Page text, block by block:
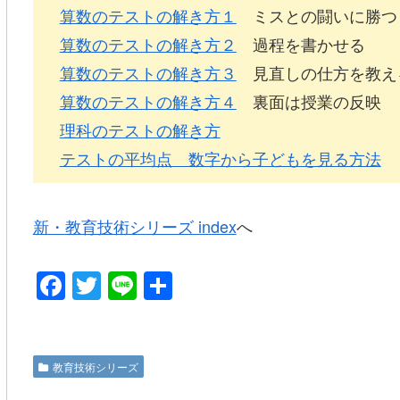
算数のテストの解き方１
ミスとの闘いに勝つ
算数のテストの解き方２
過程を書かせる
算数のテストの解き方３
見直しの仕方を教
算数のテストの解き方４
裏面は授業の反映
理科のテストの解き方
テストの平均点 数字から子どもを見る方法
新・教育技術シリーズ indexへ
F
a
e
T
wi
er
Li
n
共
教育技術シリーズ